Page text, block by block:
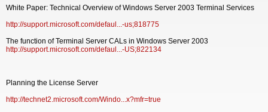
White Paper: Technical Overview of Windows Server 2003 Terminal Services
http://support.microsoft.com/defaul...-us;818775
The function of Terminal Server CALs in Windows Server 2003
http://support.microsoft.com/defaul...-US;822134
Planning the License Server
http://technet2.microsoft.com/Windo...x?mfr=true